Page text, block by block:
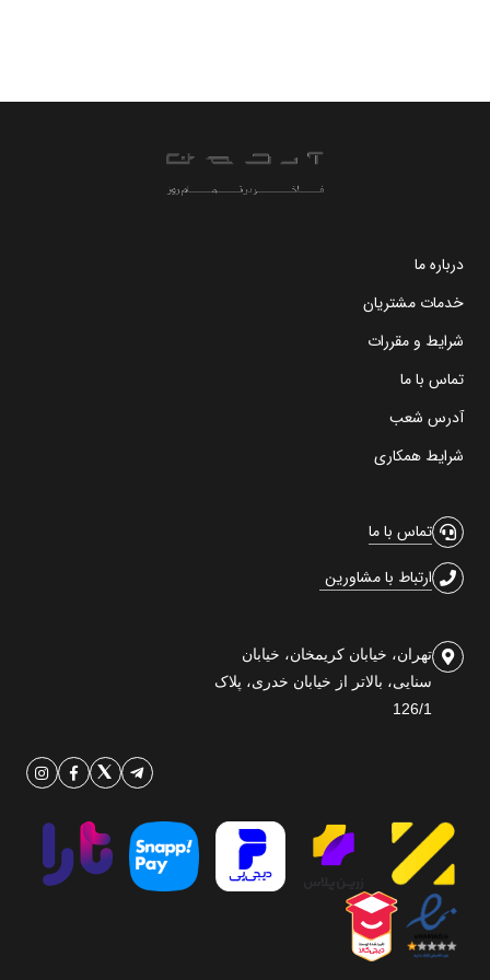
درباره ما
خدمات مشتریان
شرایط و مقررات
تماس با ما
آدرس شعب
شرایط همکاری
تماس با ما
ارتباط با مشاورین
تهران، خیابان کریمخان، خیابان
سنایی، بالاتر از خیابان خدری، پلاک
126/1